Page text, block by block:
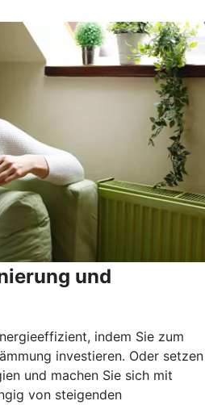
und
indem Sie zum
investieren. Oder setzen
und machen Sie sich mit
von steigenden